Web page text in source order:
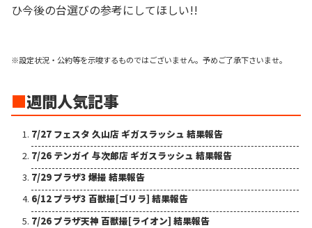
ひ今後の台選びの参考にしてほしい!!
※設定状況・公約等を示唆するものではございません。予めご了承下さいませ。
■週間人気記事
7/27 フェスタ 久山店 ギガスラッシュ 結果報告
7/26 テンガイ 与次郎店 ギガスラッシュ 結果報告
7/29 プラザ3 爆撮 結果報告
6/12 プラザ3 百獣撮[ゴリラ] 結果報告
7/26 プラザ天神 百獣撮[ライオン] 結果報告